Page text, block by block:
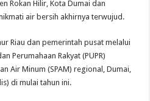
Rokan Hilir, Kota Dumai dan
air bersih akhirnya terwujud.
Riau dan pemerintah pusat melalui
Perumahaan Rakyat (PUPR)
Air Minum (SPAM) regional, Dumai,
di mulai tahun ini.